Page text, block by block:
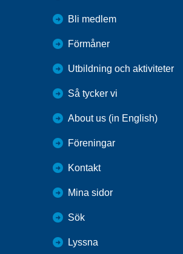
Bli medlem
Förmåner
Utbildning och aktiviteter
Så tycker vi
About us (in English)
Föreningar
Kontakt
Mina sidor
Sök
Lyssna